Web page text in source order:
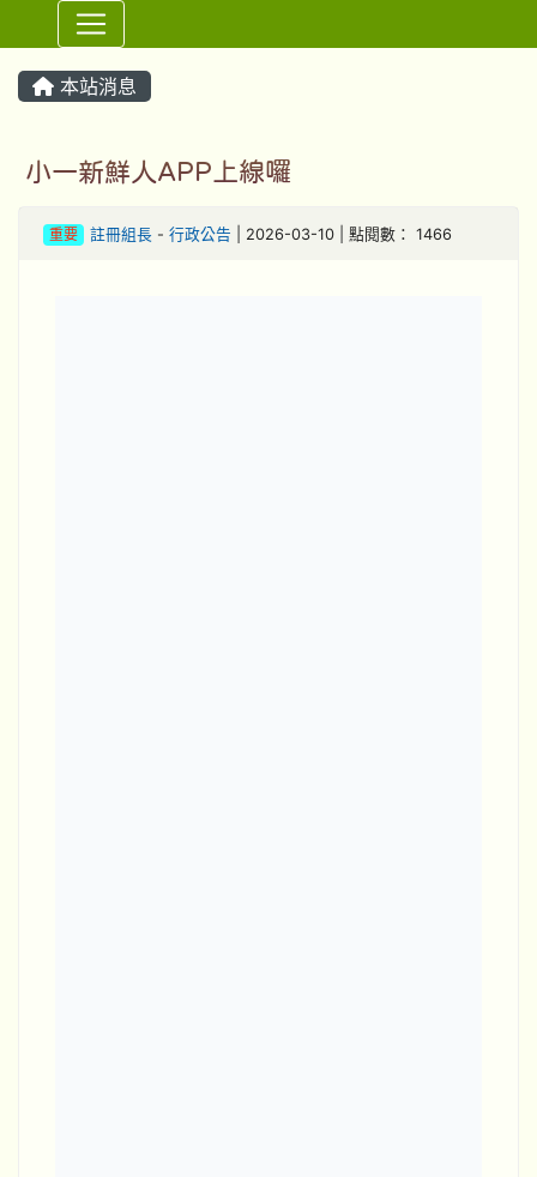
⏸
本站消息
小一新鮮人APP上線囉
重要 註冊組長- 行政公告 | 2026-03-10 | 點閱數： 1466